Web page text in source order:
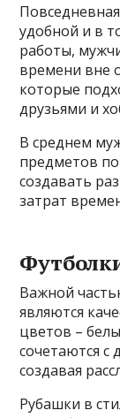
удобной и в
работы,
времени вне
которые
друзьями и
В среднем
предметов
создавать
затрат
Важной
являются
цветов –
сочетаются
создавая
Рубашки в